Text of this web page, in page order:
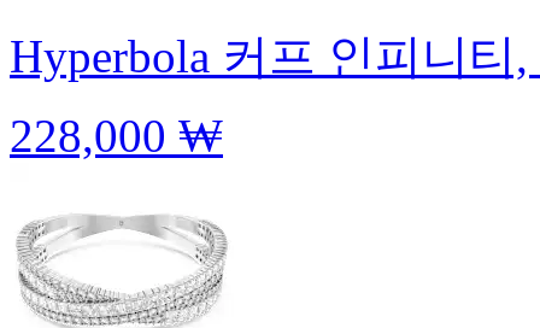
Hyperbola 커프 인피니티
228,000 ₩